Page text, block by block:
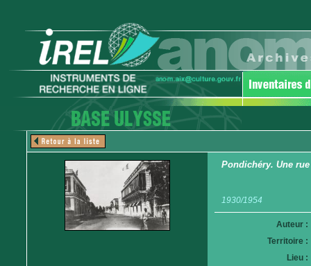
Pondichéry. Une rue
1930/1954
Auteur :
Territoire :
Lieu :